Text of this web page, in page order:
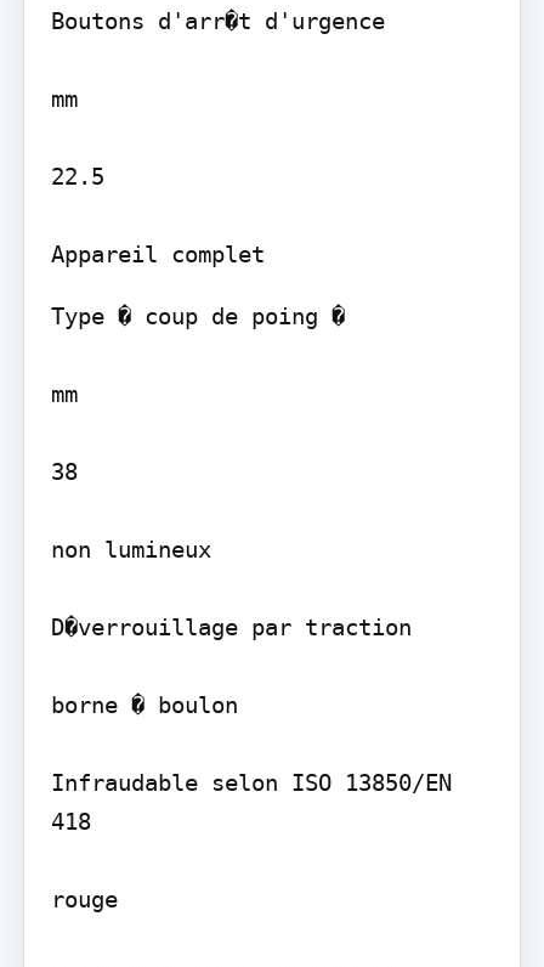
Boutons d'arr�t d'urgence
mm
22.5
Type � coup de poing �
mm
38
non lumineux
D�verrouillage par traction
borne � boulon
Infraudable selon ISO 13850/EN
418
rouge